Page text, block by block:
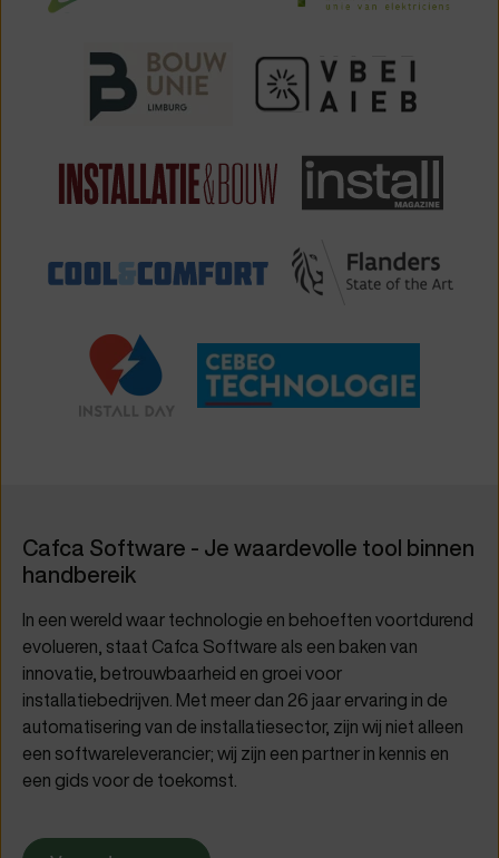
Cafca Software - Je waardevolle tool binnen
handbereik
In een wereld waar technologie en behoeften voortdurend
evolueren, staat Cafca Software als een baken van
innovatie, betrouwbaarheid en groei voor
installatiebedrijven. Met meer dan 26 jaar ervaring in de
automatisering van de installatiesector, zijn wij niet alleen
een softwareleverancier; wij zijn een partner in kennis en
een gids voor de toekomst.